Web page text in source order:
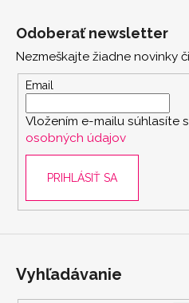
Odoberať newsletter
Nezmeškajte žiadne novinky
Email
Vložením e-mailu súhlasíte s
osobných údajov
PRIHLÁSIŤ SA
Vyhľadávanie